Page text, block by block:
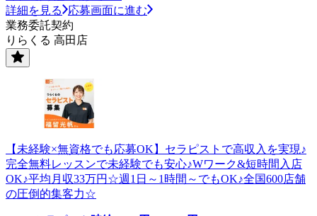
詳細を見る
応募画面に進む
業務委託契約
りらくる 高田店
【未経験×無資格でも応募OK】セラピストで高収入を実現♪
完全無料レッスンで未経験でも安心♪Wワーク&短時間入店
OK♪平均月収33万円☆週1日～1時間～でもOK♪全国600店舗
の圧倒的集客力☆